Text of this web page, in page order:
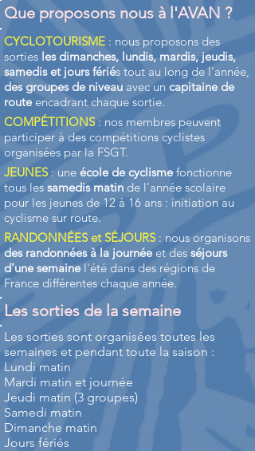
Que proposons nous à l'AVAN ?
CYCLOTOURISME : nous proposons des
sorties les dimanches, lundis, mardis, jeudis,
samedis et jours fériés tout au long de l'année,
des groupes de niveau avec un capitaine de
route encadrant chaque sortie.
COMPÉTITIONS : nos membres peuvent
participer à des compétitions cyclistes
organisées par la FSGT.
JEUNES : une école de cyclisme fonctionne
tous les samedis matin de l’année scolaire
pour les jeunes de 12 à 16 ans : initiation au
cyclisme sur route.
RANDONNÉES et SÉJOURS : nous organisons
des randonnées à la journée et des séjours
d'une semainel'été dans des régions de
France différentes chaque année.
Les sorties de la semaine
Les sorties sont organisées toutes les
semaines et pendant toute la saison :
Lundi matin
Mardi matin et journée
Jeudi matin (3 groupes)
Samedi matin
Dimanche matin
Jours fériés